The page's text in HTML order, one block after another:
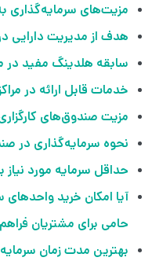
مزیت‌های سرمایه‌گذاری
هدف از مدیریت دارایی
سابقه هلدینگ مفید در
خدمات قابل ارائه در
مزیت صندوق‌های
نحوه سرمایه‌گذاری در
حداقل سرمایه مورد
آیا امکان خرید
حامی برای مشتریان
بهترین مدت زمان